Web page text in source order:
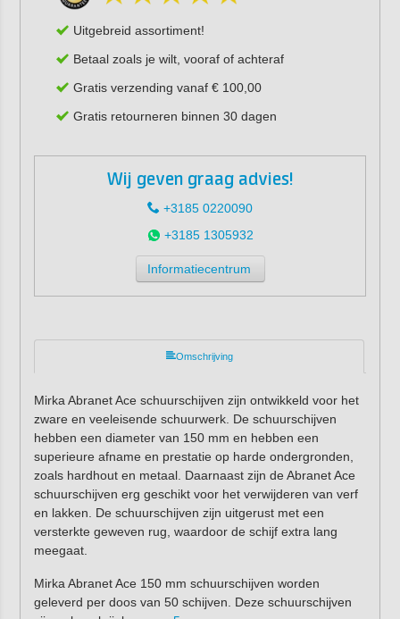
Uitgebreid assortiment!
Betaal zoals je wilt, vooraf of achteraf
Gratis verzending vanaf € 100,00
Gratis retourneren binnen 30 dagen
Wij geven graag advies!
+3185 0220090
+3185 1305932
Informatiecentrum
Omschrijving
Mirka Abranet Ace schuurschijven zijn ontwikkeld voor het
zware en veeleisende schuurwerk. De schuurschijven
hebben een diameter van 150 mm en hebben een
superieure afname en prestatie op harde ondergronden,
zoals hardhout en metaal. Daarnaast zijn de Abranet Ace
schuurschijven erg geschikt voor het verwijderen van verf
en lakken. De schuurschijven zijn uitgerust met een
versterkte geweven rug, waardoor de schijf extra lang
meegaat.
Mirka Abranet Ace 150 mm schuurschijven worden
geleverd per doos van 50 schijven. Deze schuurschijven